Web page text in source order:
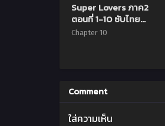
Super Lovers ภาค2
ตอนที่ 1-10 ซับไทย
(จบแล้ว)
Chapter 10
Comment
ใส่ความเห็น